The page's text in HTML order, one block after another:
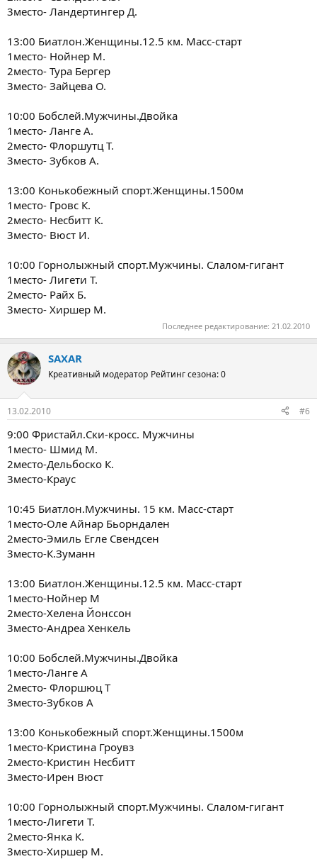
3место- Ландертингер Д.
13:00 Биатлон.Женщины.12.5 км. Масс-старт
1место- Нойнер М.
2место- Тура Бергер
3место- Зайцева О.
10:00 Бобслей.Мужчины.Двойка
1место- Ланге А.
2место- Флоршутц Т.
3место- Зубков А.
13:00 Конькобежный спорт.Женщины.1500м
1место- Гровс К.
2место- Несбитт К.
3место- Вюст И.
10:00 Горнолыжный спорт.Мужчины. Слалом-гигант
1место- Лигети Т.
2место- Райх Б.
3место- Хиршер М.
Последнее редактирование: 21.02.2010
SAXAR
Креативный модератор Рейтинг сезона: 0
13.02.2010 #6
9:00 Фристайл.Cки-кросс. Мужчины
1место- Шмид М.
2место-Дельбоско К.
3место-Краус
10:45 Биатлон.Мужчины. 15 км. Масс-старт
1место-Оле Айнар Бьорндален
2место-Эмиль Егле Свендсен
3место-К.Зуманн
13:00 Биатлон.Женщины.12.5 км. Масс-старт
1место-Нойнер М
2место-Хелена Йонссон
3место-Андреа Хенкель
10:00 Бобслей.Мужчины.Двойка
1место-Ланге А
2место- Флоршюц Т
3место-Зубков А
13:00 Конькобежный спорт.Женщины.1500м
1место-Кристина Гроувз
2место-Кристин Несбитт
3место-Ирен Вюст
10:00 Горнолыжный спорт.Мужчины. Слалом-гигант
1место-Лигети Т.
2место-Янка К.
3место-Хиршер М.